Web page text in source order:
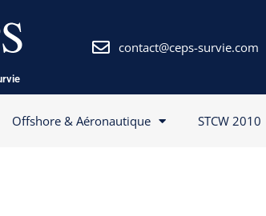
contact@ceps-survie.com
Offshore & Aéronautique STCW 2010